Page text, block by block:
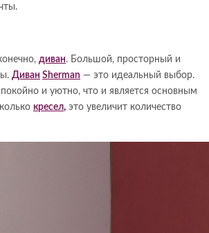
диван. Большой, просторный и
Диван Sherman — это идеальный выбор.
и уютно, что и является основным
кресел, это увеличит количество